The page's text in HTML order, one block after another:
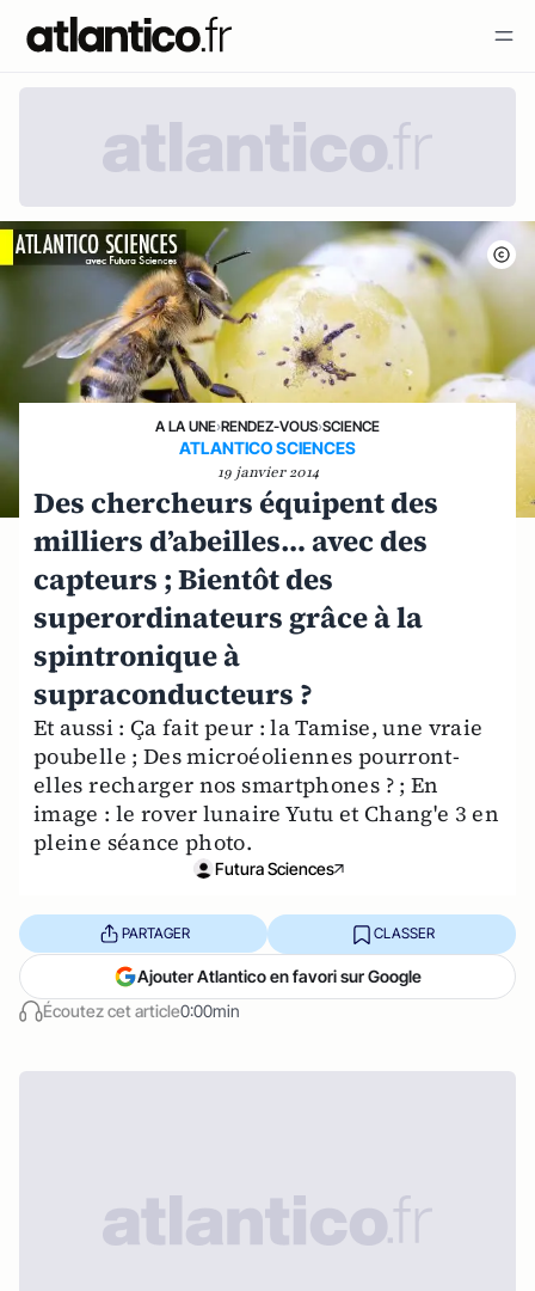
A LA UNE›RENDEZ-VOUS›SCIENCE
ATLANTICO SCIENCES
19 janvier 2014
Des chercheurs équipent des
milliers d’abeilles… avec des
capteurs ; Bientôt des
superordinateurs grâce à la
spintronique à
supraconducteurs ?
Et aussi : Ça fait peur : la Tamise, une vraie
poubelle ; Des microéoliennes pourront-
elles recharger nos smartphones ? ; En
image : le rover lunaire Yutu et Chang'e 3 en
pleine séance photo.
Futura Sciences
Écoutez cet article0:00min
PARTAGER CLASSER
Ajouter Atlantico en favori sur Google